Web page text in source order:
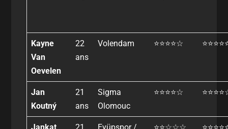
Kayne
Van
Oevelen
22
ans
Volendam ⭐⭐⭐⭐☆
Jan
Koutný
21
ans
Sigma
Olomouc
⭐⭐⭐⭐☆